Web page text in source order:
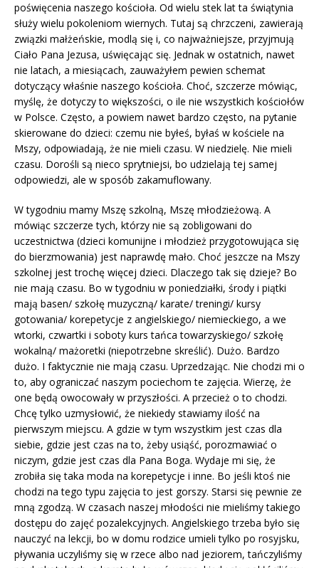
poświęcenia naszego kościoła. Od wielu stek lat ta świątynia
służy wielu pokoleniom wiernych. Tutaj są chrzczeni, zawierają
związki małżeńskie, modlą się i, co najważniejsze, przyjmują
Ciało Pana Jezusa, uświęcając się. Jednak w ostatnich, nawet
nie latach, a miesiącach, zauważyłem pewien schemat
dotyczący właśnie naszego kościoła. Choć, szczerze mówiąc,
myślę, że dotyczy to większości, o ile nie wszystkich kościołów
w Polsce. Często, a powiem nawet bardzo często, na pytanie
skierowane do dzieci: czemu nie byłeś, byłaś w kościele na
Mszy, odpowiadają, że nie mieli czasu. W niedzielę. Nie mieli
czasu. Dorośli są nieco sprytniejsi, bo udzielają tej samej
odpowiedzi, ale w sposób zakamuflowany.
W tygodniu mamy Mszę szkolną, Mszę młodzieżową. A
mówiąc szczerze tych, którzy nie są zobligowani do
uczestnictwa (dzieci komunijne i młodzież przygotowująca się
do bierzmowania) jest naprawdę mało. Choć jeszcze na Mszy
szkolnej jest trochę więcej dzieci. Dlaczego tak się dzieje? Bo
nie mają czasu. Bo w tygodniu w poniedziałki, środy i piątki
mają basen/ szkołę muzyczną/ karate/ treningi/ kursy
gotowania/ korepetycje z angielskiego/ niemieckiego, a we
wtorki, czwartki i soboty kurs tańca towarzyskiego/ szkołę
wokalną/ mażoretki (niepotrzebne skreślić). Dużo. Bardzo
dużo. I faktycznie nie mają czasu. Uprzedzając. Nie chodzi mi o
to, aby ograniczać naszym pociechom te zajęcia. Wierzę, że
one będą owocowały w przyszłości. A przecież o to chodzi.
Chcę tylko uzmysłowić, że niekiedy stawiamy ilość na
pierwszym miejscu. A gdzie w tym wszystkim jest czas dla
siebie, gdzie jest czas na to, żeby usiąść, porozmawiać o
niczym, gdzie jest czas dla Pana Boga. Wydaje mi się, że
zrobiła się taka moda na korepetycje i inne. Bo jeśli ktoś nie
chodzi na tego typu zajęcia to jest gorszy. Starsi się pewnie ze
mną zgodzą. W czasach naszej młodości nie mieliśmy takiego
dostępu do zajęć pozalekcyjnych. Angielskiego trzeba było się
nauczyć na lekcji, bo w domu rodzice umieli tylko po rosyjsku,
pływania uczyliśmy się w rzece albo nad jeziorem, tańczyliśmy